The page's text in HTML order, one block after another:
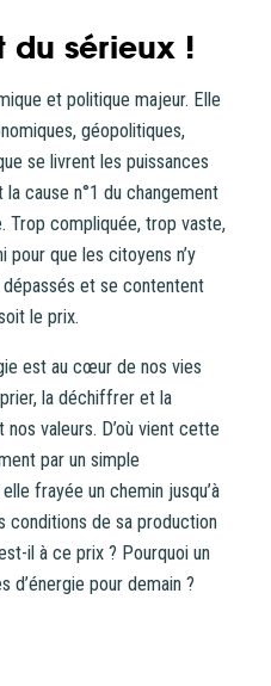
Valider
du sérieux !
et politique majeur. Elle
géopolitiques,
se livrent les puissances
cause n°1 du changement
Trop compliquée, trop vaste,
que les citoyens n’y
et se contentent
le prix.
est au cœur de nos vies
la déchiffrer et la
valeurs. D’où vient cette
par un simple
frayée un chemin jusqu’à
conditions de sa production
il à ce prix ? Pourquoi un
d’énergie pour demain ?